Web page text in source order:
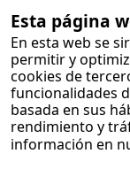
Esta página
En esta web se
permitir y
cookies de
funcionalidades
basada en sus
rendimiento y
información en